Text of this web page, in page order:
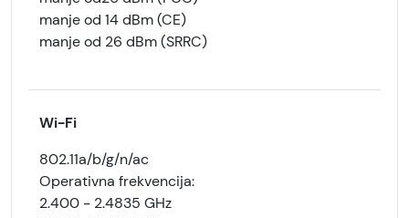
manje od 14 dBm (CE)
manje od 26 dBm (SRRC)
Wi-Fi
802.11a/b/g/n/ac
Operativna frekvencija:
2.400 - 2.4835 GHz